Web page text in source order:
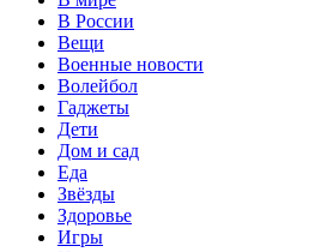
В России
Вещи
Военные новости
Волейбол
Гаджеты
Дети
Дом и сад
Еда
Звёзды
Здоровье
Игры